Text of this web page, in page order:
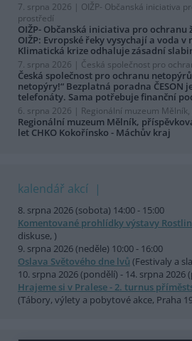
7. srpna 2026 | OIŽP- Občanská iniciativa
prostředí
OIŽP- Občanská iniciativa pro
OIŽP: Evropské řeky vysychají a voda v
Klimatická krize odhaluje zásadní
7. srpna 2026 | Česká společnost pro
Česká společnost pro ochranu
netopýry!“ Bezplatná poradna ČESON
telefonáty. Sama potřebuje finanční
6. srpna 2026 | Regionální muzeum
Regionální muzeum Mělník,
let CHKO Kokořínsko - Máchův kraj
kalendář akcí
8. srpna 2026 (sobota) 14:00 - 15:00
Komentované prohlídky výstavy
diskuse, )
9. srpna 2026 (neděle) 10:00 - 16:00
Oslava Světového dne lvů (Festivaly a
10. srpna 2026 (pondělí) - 14. srpna 2026
Hrajeme si v Pralese - 2. turnus
(Tábory, výlety a pobytové akce, Praha